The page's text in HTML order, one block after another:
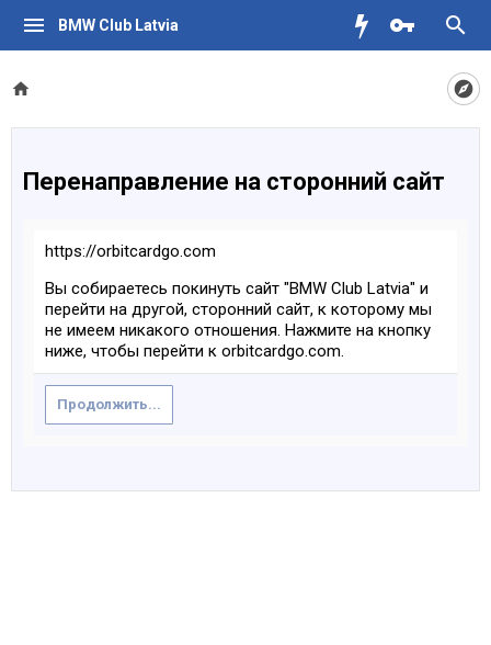
BMW Club Latvia
Перенаправление на сторонний сайт
https://orbitcardgo.com
Вы собираетесь покинуть сайт "BMW Club Latvia" и
перейти на другой, сторонний сайт, к которому мы
не имеем никакого отношения. Нажмите на кнопку
ниже, чтобы перейти к orbitcardgo.com.
Продолжить...